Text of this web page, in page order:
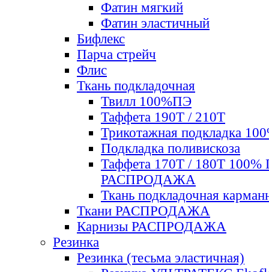
Фатин мягкий
Фатин элаcтичный
Бифлекс
Парча стрейч
Флис
Ткань подкладочная
Твилл 100%ПЭ
Таффета 190Т / 210Т
Трикотажная подкладка
Подкладка поливискоза
Таффета 170Т / 180Т 100%
РАСПРОДАЖА
Ткань подкладочная
Ткани РАСПРОДАЖА
Карнизы РАСПРОДАЖА
Резинка
Резинка (тесьма эластичная)